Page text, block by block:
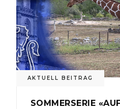
AKTUELL BEITRAG
SOMMERSERIE